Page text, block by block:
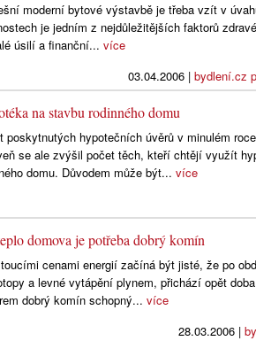
moderní bytové výstavbě je třeba vzít v
je jedním z nejdůležitějších faktorů
úsilí a finanční...více
03.04.2006| bydlení.cz
na stavbu rodinného domu
poskytnutých hypotečních úvěrů v minulém
se ale zvýšil počet těch, kteří chtějí využít
domu. Důvodem může být...více
domova je potřeba dobrý komín
cenami energií začíná být jisté, že po
a levné vytápění plynem, přichází opět
dobrý komín schopný...více
28.03.2006|